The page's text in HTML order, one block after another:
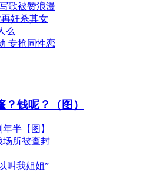
歌被赞浪漫
奸杀其女
么
专抢同性恋
钱呢？（图）
半【图】
场所被查封
叫我姐姐”